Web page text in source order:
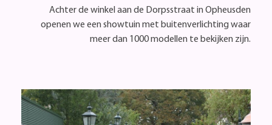
Achter de winkel aan de Dorpsstraat in Opheusden
openen we een showtuin met buitenverlichting waar
meer dan 1000 modellen te bekijken zijn.